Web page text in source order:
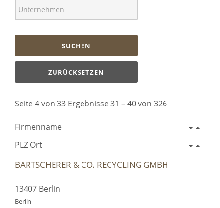
SUCHEN
ZURÜCKSETZEN
Seite 4 von 33 Ergebnisse 31 – 40 von 326
Firmenname
PLZ Ort
BARTSCHERER & CO. RECYCLING GMBH
13407 Berlin
Berlin